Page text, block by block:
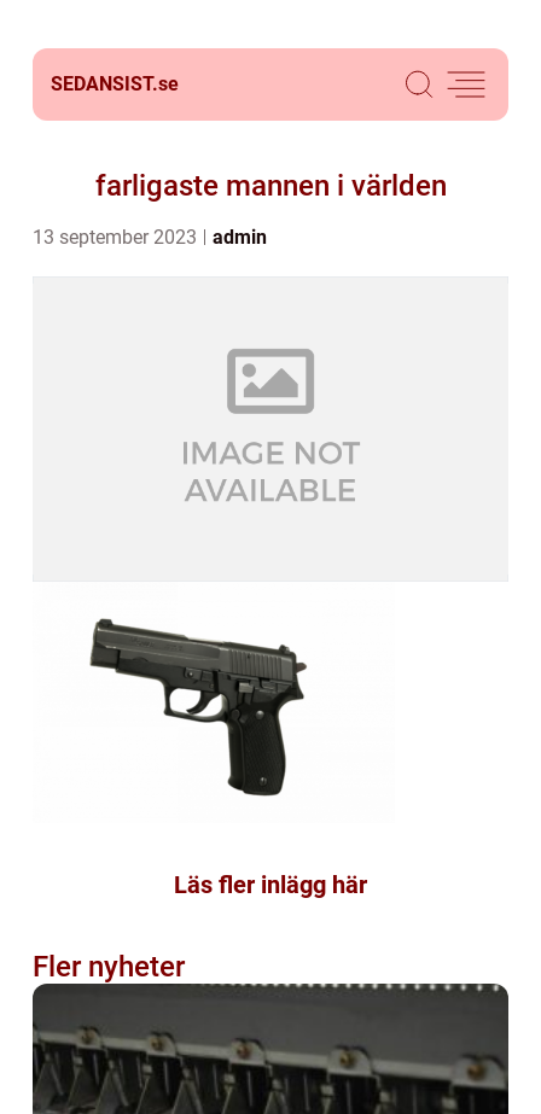
SEDANSIST.se
farligaste mannen i världen
13 september 2023 admin
Läs fler inlägg här
Fler nyheter